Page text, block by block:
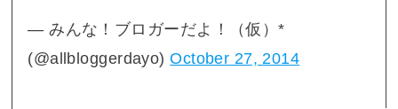
— みんな！ブロガーだよ！（仮）*
(@allbloggerdayo)October 27, 2014